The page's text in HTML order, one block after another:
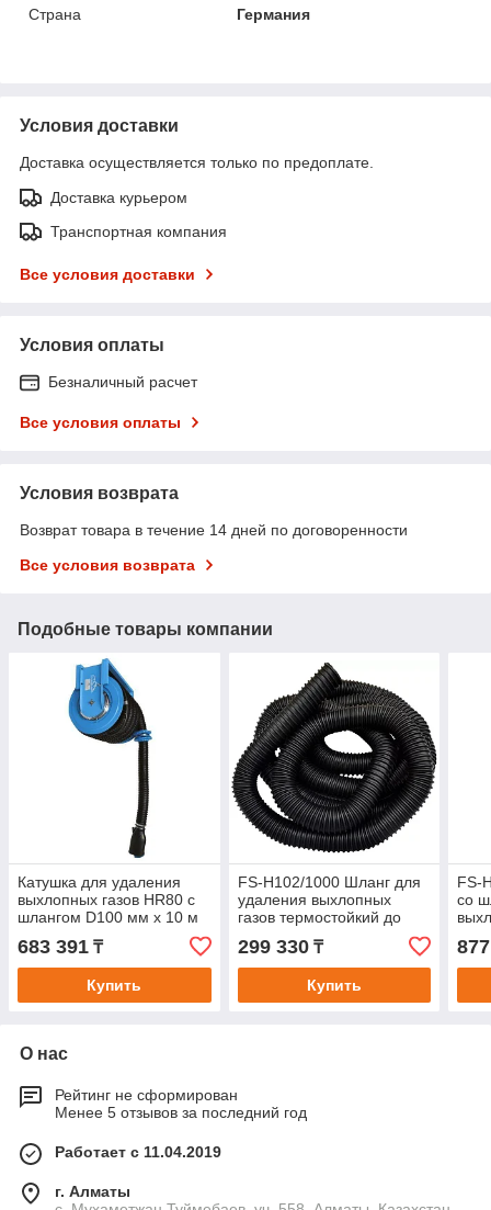
Страна
Германия
Условия доставки
Доставка осуществляется только по предоплате.
Доставка курьером
Транспортная компания
Все условия доставки
Условия оплаты
Безналичный расчет
Все условия оплаты
Условия возврата
Возврат товара в течение 14 дней по договоренности
Все условия возврата
Подобные товары компании
Катушка для удаления
выхлопных газов HR80 с
шлангом D100 мм х 10 м
683 391 ₸
Купить
FS-H102/1000 Шланг для
удаления выхлопных
газов термостойкий до
+200°С, d 102 мм, длина
10 м.
299 330₸
Купить
FS-
со
О нас
Рейтинг не сформирован
Менее 5 отзывов за последний год
Работает с 11.04.2019
г. Алматы